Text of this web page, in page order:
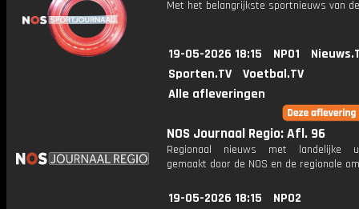
Met het belangrijkste sportnieuws van
19-05-2026 18:15 NPO1
Sporten.TV
Voetbal.TV
Alle afleveringen
NOS Journaal Regio: Afl. 96
Regionaal nieuws met landelijke
gemaakt door de NOS en de regionale
19-05-2026 18:15
NPO2